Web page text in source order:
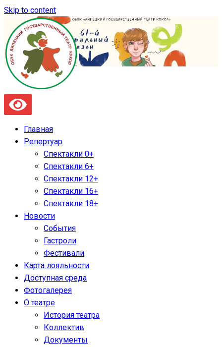
Skip to content
Главная
Репертуар
Спектакли 0+
Спектакли 6+
Спектакли 12+
Спектакли 16+
Спектакли 18+
Новости
События
Гастроли
Фестивали
Карта лояльности
Доступная среда
Фотогалерея
О театре
История театра
Коллектив
Документы